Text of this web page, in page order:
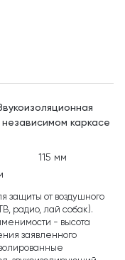
каркасе
115 мм
защиты от воздушного
радио, лай собак).
- высота
заявленного